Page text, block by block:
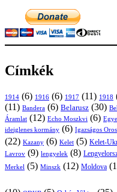
Címkék
1914 (6) 1916 (6) 1917 (11) 1918
(11) Bandera (6) Belarusz (30)
Áramlat (12) Echo Moszkvi (6)
ideiglenes kormány (6) Igazságos
(22) Kazany (6) Kelet (5) Kelet-
Lavrov (9) lengyelek (8)
Merkel (5) Minszk (12) Moldova